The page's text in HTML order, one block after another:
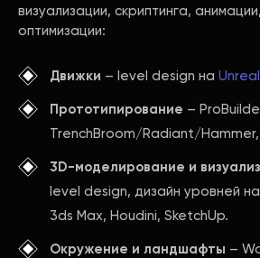
визуализации, скриптинга,
оптимизации:
Движки – level design на
Прототипирование –
TrenchBroom/Radiant/
3D-моделирование и
level design, дизайн уровней
3ds Max, Houdini, SketchUp.
Окружение и ландшафты –